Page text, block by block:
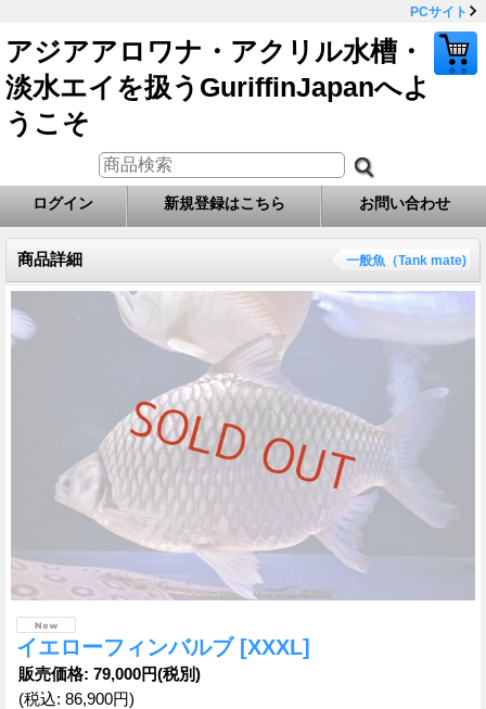
PCサイト
アジアアロワナ・アクリル水槽・
淡水エイを扱うGuriffinJapanへよ
うこそ
ログイン 新規登録はこちら お問い合わせ
商品詳細 一般魚（Tank mate)
イエローフィンバルブ [XXXL]
販売価格: 79,000円(税別)
(税込: 86,900円)